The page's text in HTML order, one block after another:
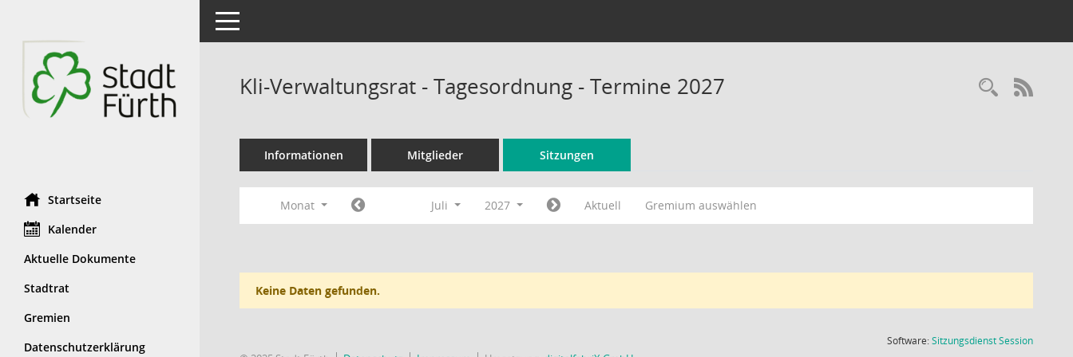
Startseite
Kalender
Aktuelle Dokumente
Stadtrat
Gremien
Datenschutzerklärung
Toggle navigation
Kli-Verwaltungsrat - Tagesordnung - Termine 2027
Informationen Mitglieder Sitzungen
Monat Juli 2027 Aktuell Gremium auswählen
Keine Daten gefunden.
Software:SitzungsdienstSession(Wird in